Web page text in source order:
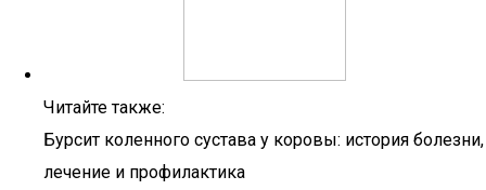
Читайте также:
Бурсит коленного сустава у коровы: история болезни,
лечение и профилактика